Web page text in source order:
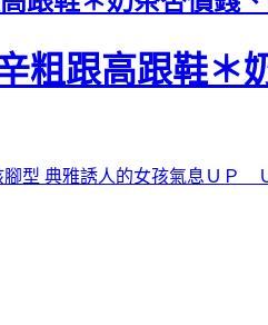
粗跟高跟鞋＊
型 典雅誘人的女孩氣息ＵＰ